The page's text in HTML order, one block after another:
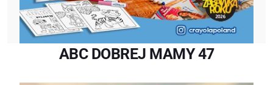
ABC DOBREJ MAMY 47